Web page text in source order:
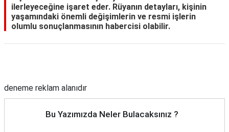
ilerleyeceğine işaret eder. Rüyanın detayları, kişinin
yaşamındaki önemli değişimlerin ve resmi işlerin
olumlu sonuçlanmasının habercisi olabilir.
deneme reklam alanıdır
Bu Yazımızda Neler Bulacaksınız ?